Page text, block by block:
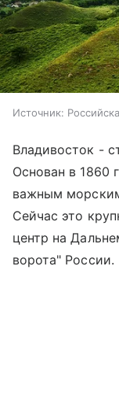
Источник:
Владивосток -
Основан в 1860
важным
Сейчас это
центр на
ворота" России.